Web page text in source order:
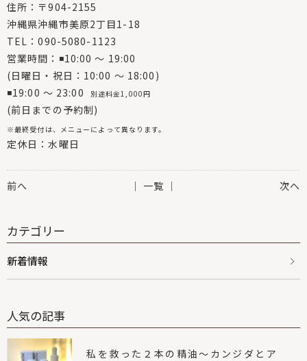
住所：〒904-2155
沖縄県沖縄市美原2丁目1-18
TEL：090-5080-1123
営業時間：◾10:00 〜 19:00
(日曜日・祝日：10:00 〜 18:00)
◾19:00 〜 23:00
別途料金1,000円
(前日までの予約制)
※最終受付は、メニューによって異なります。
定休日：水曜日
前へ 次へ
│ 一覧 │
カテゴリー
新着情報
人気の記事
私を救った２本の精油〜カンジダとア